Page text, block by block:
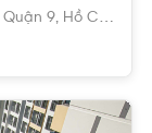
Quận 9, Hồ Chí Minh